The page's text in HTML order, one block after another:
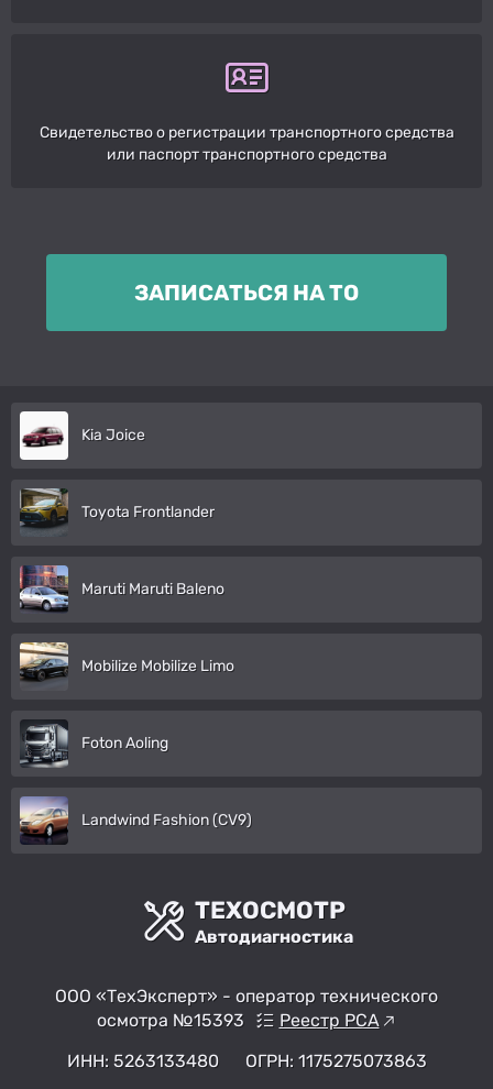
Свидетельство о регистрации транспортного средства
или паспорт транспортного средства
ЗАПИСАТЬСЯ НА ТО
Kia Joice
Toyota Frontlander
Maruti Maruti Baleno
Mobilize Mobilize Limo
Foton Aoling
Landwind Fashion (CV9)
ТЕХОСМОТР
Автодиагностика
ООО «ТехЭксперт» - оператор технического
осмотра №15393
Реестр РСА
ИНН: 5263133480
ОГРН: 1175275073863